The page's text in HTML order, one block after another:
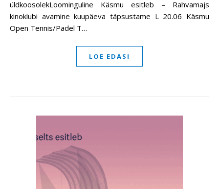
üldkoosolekLoominguline Käsmu esitleb – Rahvamajs
kinoklubi avamine kuupäeva täpsustame L 20.06 Käsmu
Open Tennis/Padel T…
LOE EDASI